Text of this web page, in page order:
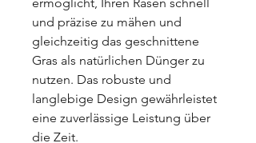
und präzise zu mähen und
gleichzeitig das geschnittene
Gras als natürlichen Dünger zu
nutzen. Das robuste und
langlebige Design gewährleistet
eine zuverlässige Leistung über
die Zeit.